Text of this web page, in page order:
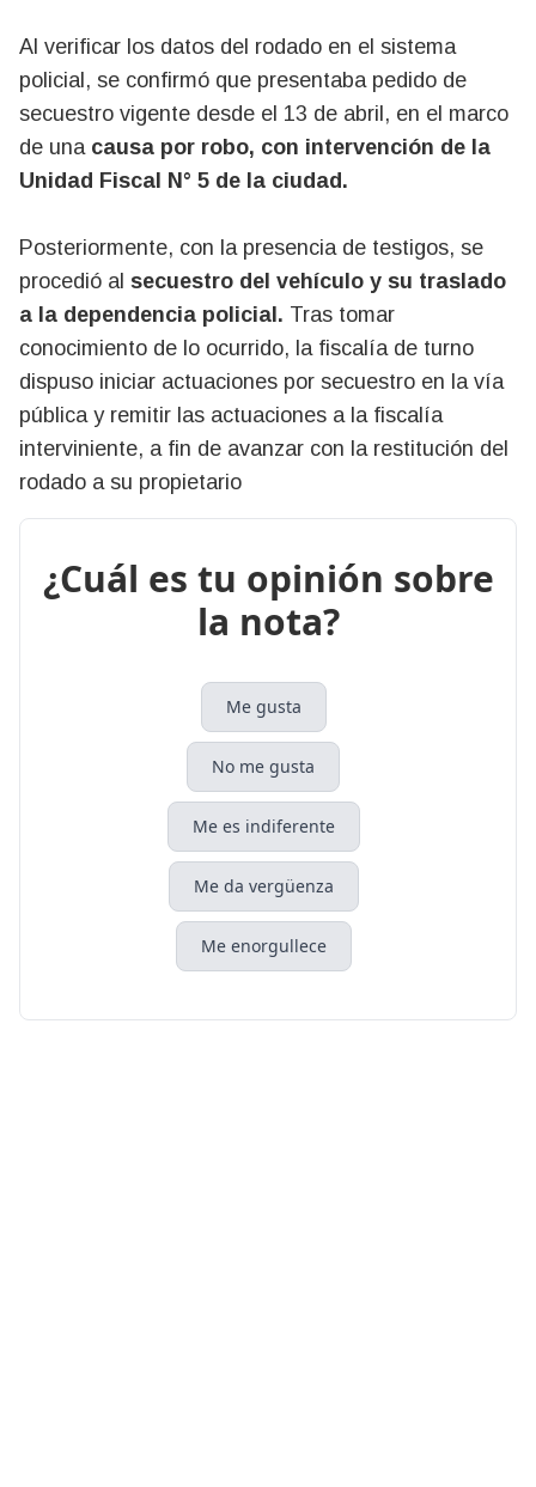
Al verificar los datos del rodado en el sistema
policial, se confirmó que presentaba pedido de
secuestro vigente desde el 13 de abril, en el marco
de una causa por robo, con intervención de la
Unidad Fiscal N° 5 de la ciudad.
Posteriormente, con la presencia de testigos, se
procedió al secuestro del vehículo y su traslado
a la dependencia policial. Tras tomar
conocimiento de lo ocurrido, la fiscalía de turno
dispuso iniciar actuaciones por secuestro en la vía
pública y remitir las actuaciones a la fiscalía
interviniente, a fin de avanzar con la restitución del
rodado a su propietario
¿Cuál es tu opinión sobre
la nota?
Me gusta
No me gusta
Me es indiferente
Me da vergüenza
Me enorgullece